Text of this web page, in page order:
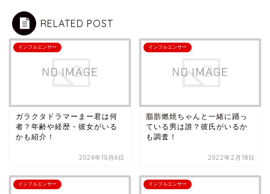
RELATED POST
インフルエンサー
ガラクタドラマーまー君は何
者？年齢や経歴・彼女がいる
かも紹介！
2024年10月6日
インフルエンサー
脂肪燃焼ちゃんと一緒に踊っ
ている男は誰？彼氏がいるか
も調査！
2022年2月18日
インフルエンサー インフルエンサー